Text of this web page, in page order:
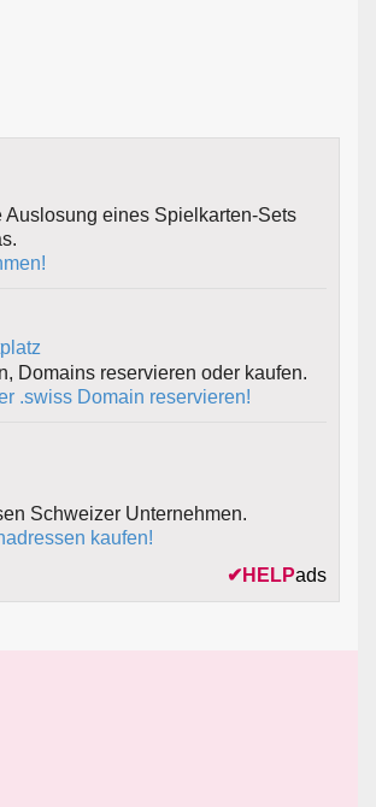
Auslosung eines Spielkarten-Sets
Domains reservieren oder kaufen.
.swiss Domain reservieren!
Schweizer Unternehmen.
kaufen!
✔ HELPads